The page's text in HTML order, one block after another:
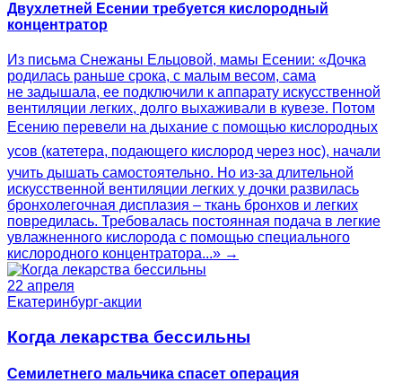
Двухлетней Есении требуется кислородный
концентратор
Из письма Снежаны Ельцовой, мамы Есении: «Дочка
родилась раньше срока, с малым весом, сама
не задышала, ее подключили к аппарату искусственной
вентиляции легких, долго выхаживали в кувезе. Потом
Есению перевели на дыхание с помощью кислородных
усов (катетера, подающего кислород через нос), начали
учить дышать самостоятельно. Но из-за длительной
искусственной вентиляции легких у дочки развилась
бронхолегочная дисплазия – ткань бронхов и легких
повредилась. Требовалась постоянная подача в легкие
увлажненного кислорода с помощью специального
кислородного концентратора...» →
22 апреля
Екатеринбург-акции
Когда лекарства бессильны
Семилетнего мальчика спасет операция